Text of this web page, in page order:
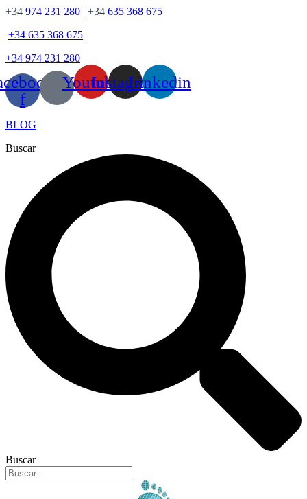
+34 974 231 280 | +34 635 368 675
+34 635 368 675
+34 974 231 280
f
YoutubeInstagramLinkedin
BLOG
Buscar
Buscar